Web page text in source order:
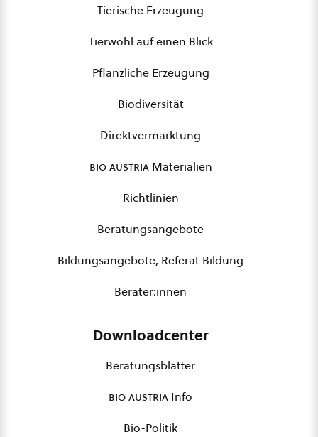
Tierische Erzeugung
Tierwohl auf einen Blick
Pflanzliche Erzeugung
Biodiversität
Direktvermarktung
bio austriaMaterialien
Richtlinien
Beratungsangebote
Bildungsangebote, Referat Bildung
Berater:innen
Downloadcenter
Beratungsblätter
bio austria Info
Bio-Politik